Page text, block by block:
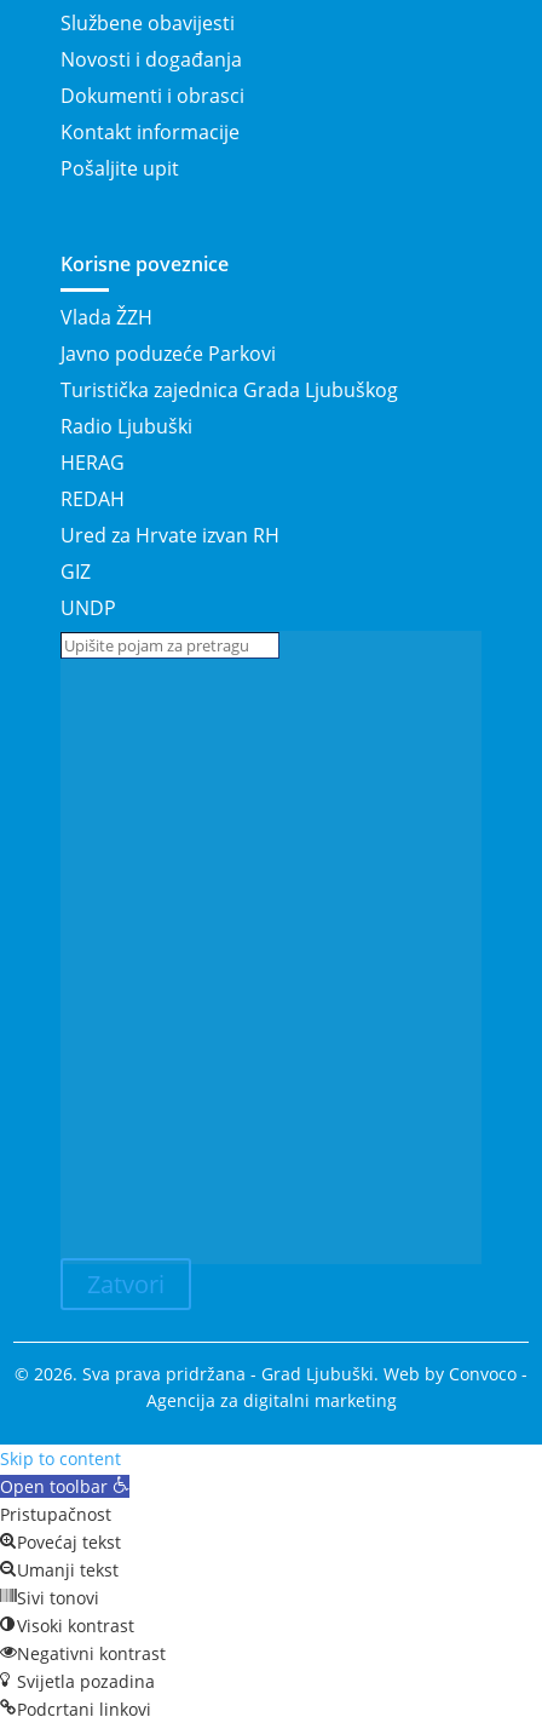
Službene obavijesti
Novosti i događanja
Dokumenti i obrasci
Kontakt informacije
Pošaljite upit
Korisne poveznice
Vlada ŽZH
Javno poduzeće Parkovi
Turistička zajednica Grada Ljubuškog
Radio Ljubuški
HERAG
REDAH
Ured za Hrvate izvan RH
GIZ
UNDP
Zatvori
© 2026. Sva prava pridržana - Grad Ljubuški. Web by Convoco -
Agencija za digitalni marketing
Skip to content
Open toolbar
Pristupačnost
Povećaj tekst
Umanji tekst
Sivi tonovi
Visoki kontrast
Negativni kontrast
Svijetla pozadina
Podcrtani linkovi